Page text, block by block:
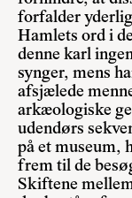
forfalder
Hamlets ord i
denne karl
synger, mens
afsjælede
arkæologiske
udendørs
på et museum,
frem til de
Skiftene